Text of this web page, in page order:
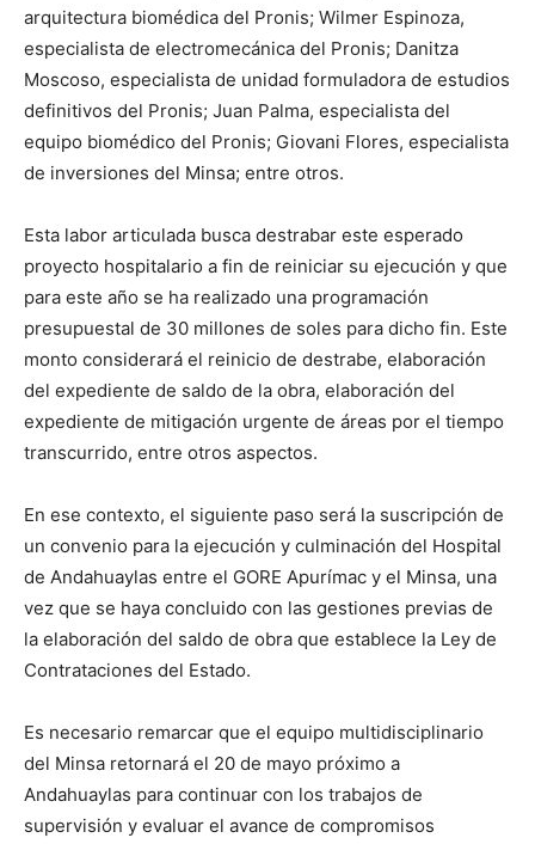
arquitectura biomédica del Pronis; Wilmer Espinoza,
especialista de electromecánica del Pronis; Danitza
Moscoso, especialista de unidad formuladora de estudios
definitivos del Pronis; Juan Palma, especialista del
equipo biomédico del Pronis; Giovani Flores, especialista
de inversiones del Minsa; entre otros.
Esta labor articulada busca destrabar este esperado
proyecto hospitalario a fin de reiniciar su ejecución y que
para este año se ha realizado una programación
presupuestal de 30 millones de soles para dicho fin. Este
monto considerará el reinicio de destrabe, elaboración
del expediente de saldo de la obra, elaboración del
expediente de mitigación urgente de áreas por el tiempo
transcurrido, entre otros aspectos.
En ese contexto, el siguiente paso será la suscripción de
un convenio para la ejecución y culminación del Hospital
de Andahuaylas entre el GORE Apurímac y el Minsa, una
vez que se haya concluido con las gestiones previas de
la elaboración del saldo de obra que establece la Ley de
Contrataciones del Estado.
Es necesario remarcar que el equipo multidisciplinario
del Minsa retornará el 20 de mayo próximo a
Andahuaylas para continuar con los trabajos de
supervisión y evaluar el avance de compromisos